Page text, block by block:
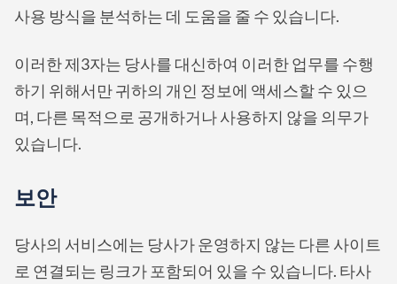
사용 방식을 분석하는 데 도움을 줄 수 있습니다.
이러한 제3자는 당사를 대신하여 이러한 업무를 수행
하기 위해서만 귀하의 개인 정보에 액세스할 수 있으
며, 다른 목적으로 공개하거나 사용하지 않을 의무가
있습니다.
보안
당사의 서비스에는 당사가 운영하지 않는 다른 사이트
로 연결되는 링크가 포함되어 있을 수 있습니다. 타사